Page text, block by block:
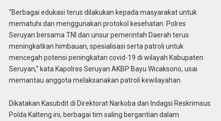
“Berbagai edukasi terus dilakukan kepada masyarakat untuk
mematuhi dan menggunakan protokol kesehatan. Polres
Seruyan bersama TNI dan unsur pemerintah Daerah terus
meningkatkan himbauan, spesialisasi serta patroli untuk
mencegah potensi peningkatan covid-19 di wilayah Kabupaten
Seruyan,” kata Kapolres Seruyan AKBP Bayu Wicaksono, usai
memantau anggota melaksanakan patroli kewilayahan.
Dikatakan Kasubdit di Direktorat Narkoba dan Indagsi Reskrimsus
Polda Kalteng ini, berbagai tim saling bergantian dalam